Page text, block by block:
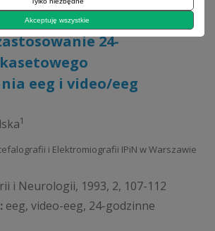
24-
eeg i video/eeg
1
i Elektromiografii IPiN w Warszawie
i Neurologii, 1993, 2, 107-112
eeg, video-eeg, 24-godzinne
Akceptuję wszystkie